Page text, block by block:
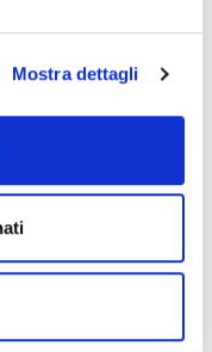
Mostra dettagli
E ISCRIZIONE